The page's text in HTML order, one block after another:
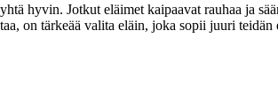
hyvin. Jotkut eläimet kaipaavat rauhaa ja
on tärkeää valita eläin, joka sopii juuri